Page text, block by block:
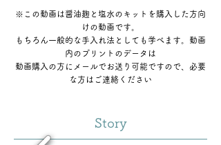
※この動画は醤油麹と塩水のキットを購入した方向
けの動画です。
もちろん一般的な手入れ法としても学べます。動画
内のプリントのデータは
​動画購入の方にメールでお送り可能ですので、必要
な方はご連絡ください
Story